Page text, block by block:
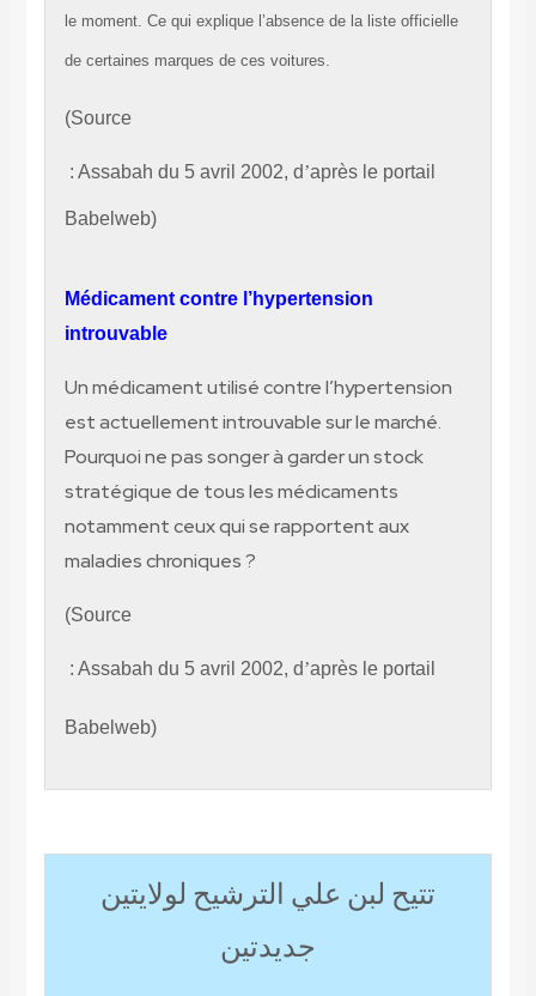
le moment. Ce qui explique l’absence de la liste officielle
de certaines marques de ces voitures.
(Source
: Assabah du 5 avril 2002, d’après le portail
Babelweb)
Médicament contre l’hypertension
introuvable
Un médicament utilisé contre l’hypertension
est actuellement introuvable sur le marché.
Pourquoi ne pas songer à garder un stock
stratégique de tous les médicaments
notamment ceux qui se rapportent aux
maladies chroniques ?
(Source
: Assabah du 5 avril 2002, d’après le portail
Babelweb)
تتيح لبن علي الترشيح لولايتين
جديدتين